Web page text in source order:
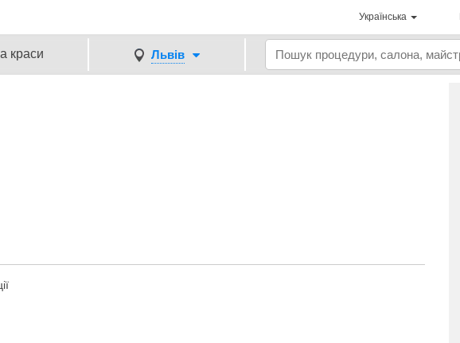
Українська
краси Львів